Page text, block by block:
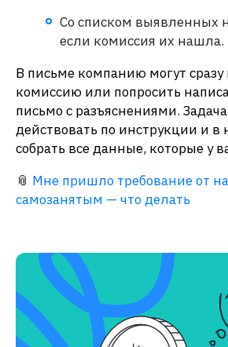
Со списком выявленных
если комиссия их нашла.
В письме компанию могут сразу
комиссию или попросить
письмо с разъяснениями.
действовать по инструкции и в
собрать все данные, которые у
📎 Мне пришло требование от
самозанятым — что делать